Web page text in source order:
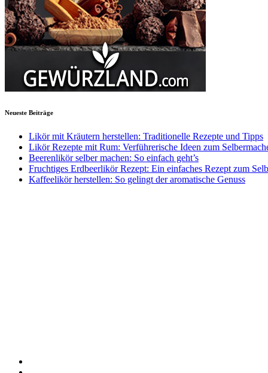
Neueste Beiträge
Likör mit Kräutern herstellen: Traditionelle Rezepte und Tipps
Likör Rezepte mit Rum: Verführerische Ideen zum
Beerenlikör selber machen: So einfach geht’s
Fruchtiges Erdbeerlikör Rezept: Ein einfaches Rezept zum
Kaffeelikör herstellen: So gelingt der aromatische Genuss